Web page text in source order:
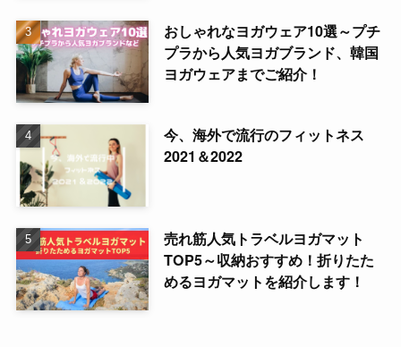
おしゃれなヨガウェア10選～プチ
プラから人気ヨガブランド、韓国
ヨガウェアまでご紹介！
今、海外で流行のフィットネス
2021＆2022
売れ筋人気トラベルヨガマット
TOP5～収納おすすめ！折りたた
めるヨガマットを紹介します！